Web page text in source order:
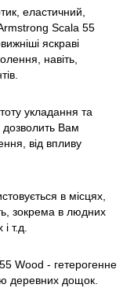
еластичний,
Scala 55
яскраві
навіть,
укладання та
дозволить Вам
від впливу
в місцях,
зокрема в людних
т.д.
Wood - гетерогенне
деревних дощок.